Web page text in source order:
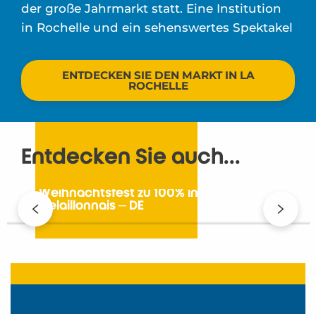
der große Jahrmarkt statt. Eine Institution
in Rochelle und ein sehenswertes Spektakel
ENTDECKEN SIE DEN MARKT IN LA
ROCHELLE
Entdecken Sie auch...
Ein Weihnachtsfest zu 100% in
Châtelaillonnais – DE